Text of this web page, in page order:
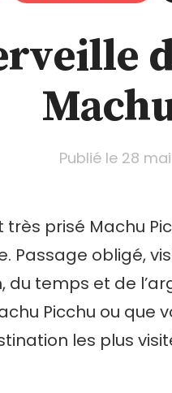
Publié le 28 mai
très prisé Machu
Passage obligé,
du temps et de
Picchu ou que
les plus